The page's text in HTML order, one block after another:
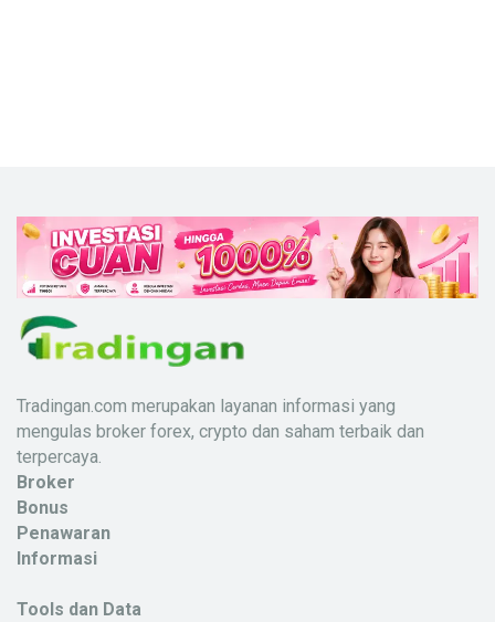
Tradingan.com merupakan layanan informasi yang
mengulas broker forex, crypto dan saham terbaik dan
terpercaya.
Broker
Bonus
Penawaran
Informasi
Tools dan Data